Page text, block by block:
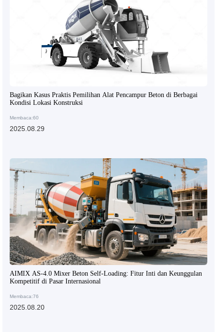
Bagikan Kasus Praktis Pemilihan Alat Pencampur Beton di Berbagai
Kondisi Lokasi Konstruksi
Membaca:60
2025.08.29
AIMIX AS-4.0 Mixer Beton Self-Loading: Fitur Inti dan Keunggulan
Kompetitif di Pasar Internasional
Membaca:76
2025.08.20